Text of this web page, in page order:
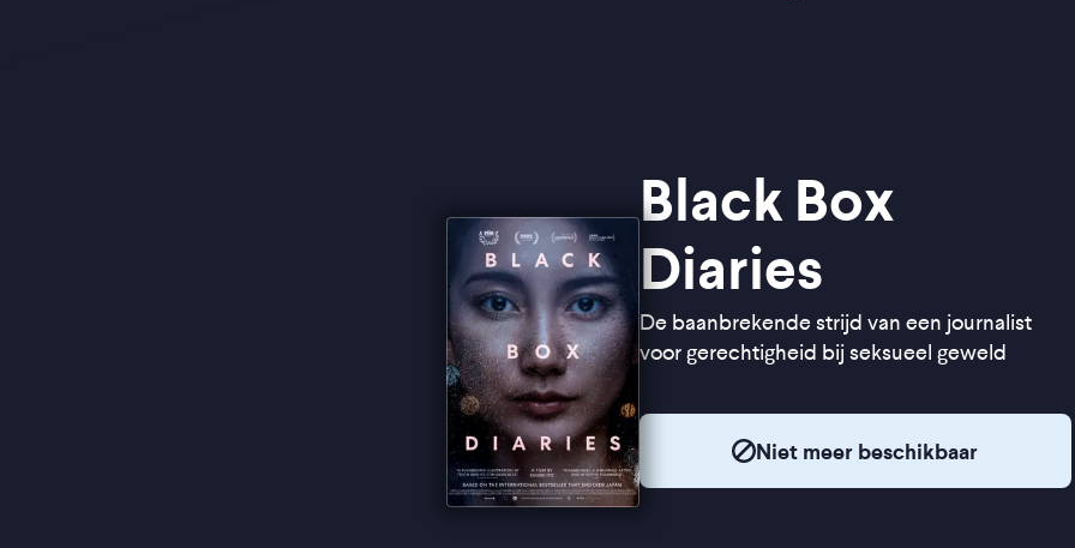
Black Box
Diaries
De baanbrekende strijd van een journalist
voor gerechtigheid bij seksueel geweld
Niet meer beschikbaar